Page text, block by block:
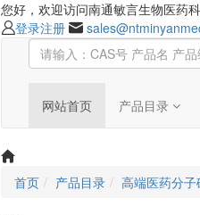
您好，欢迎访问南通敏言生物医药
登录注册
网站首页 产品目录
首页 产品目录 高端医药分子